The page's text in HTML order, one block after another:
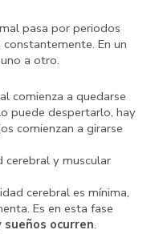
pasa por periodos
En un
a otro.
comienza a quedarse
puede despertarlo, hay
comienzan a girarse
cerebral y muscular
cerebral es mínima,
Es en esta fase
sueños ocurren.